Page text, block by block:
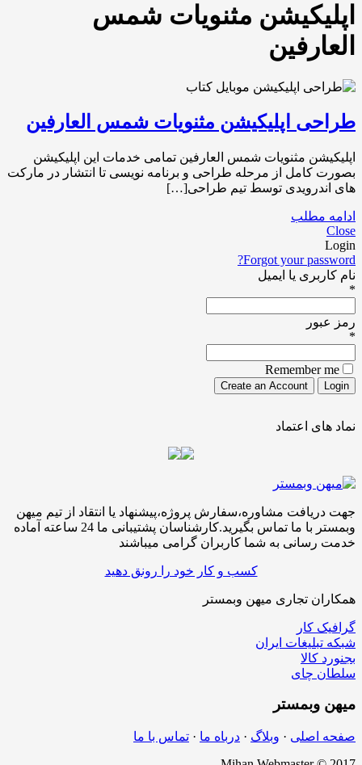
اپلیکیشن مثنویات شمس
العارفین
طراحی اپلیکیشن مثنویات شمس العارفین
اپلیکیشن مثنویات شمس العارفین تمامی خدمات این اپلیکیشن
بصورت کامل از مرحله طراحی و برنامه نویسی تا انتشار در مارکت
های اندرویدی توسط تیم طراحی[…]
ادامه مطلب
Close
Login
Forgot your password?
نام کاربری یا ایمیل
*
رمز عبور
*
Remember me
نماد های اعتماد
جهت دریافت مشاوره،سفارش پروژه،پیشنهاد یا انتقاد از تیم میهن
وبمستر با ما تماس بگیرید.کارشناسان پشتیبانی ما 24 ساعته آماده
خدمت رسانی به شما کاربران گرامی میباشند
کسب و کار خود را رونق دهید
همکاران تجاری میهن وبمستر
گرافیک کار
شبکه تبلیغات ایران
بجنورد کالا
سلطان چای
میهن وبمستر
صفحه اصلی · وبلاگ · درباه ما · تماس با ما